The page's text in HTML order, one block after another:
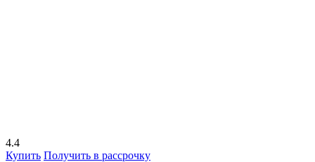
4.4
Купить Получить в рассрочку